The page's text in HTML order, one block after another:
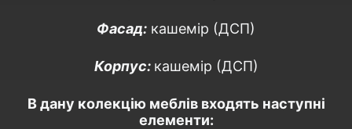
Фасад: кашемір (ДСП)
Корпус: кашемір (ДСП)
​В дану колекцію меблів входять наступні
елементи:​​​